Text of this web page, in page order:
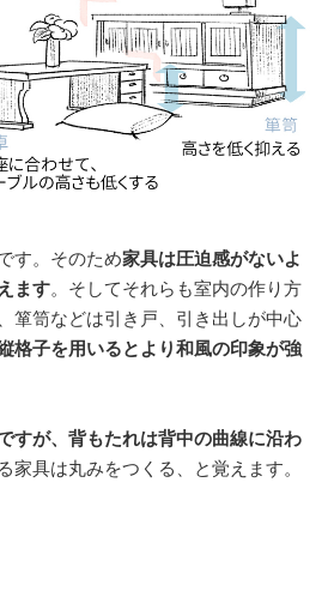
す。そのため家具は圧迫感がないよ
ます。そしてそれらも室内の作り方
箪笥などは引き戸、引き出しが中心
格子を用いるとより和風の印象が強
すが、背もたれは背中の曲線に沿わ
家具は丸みをつくる、と覚えます。